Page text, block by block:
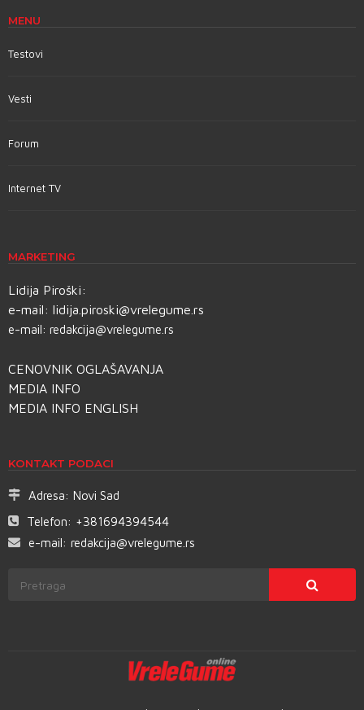
MENU
Testovi
Vesti
Forum
Internet TV
MARKETING
Lidija Piroški:
e-mail: lidija.piroski@vrelegume.rs
e-mail: redakcija@vrelegume.rs
CENOVNIK OGLAŠAVANJA
MEDIA INFO
MEDIA INFO ENGLISH
KONTAKT PODACI
Adresa: Novi Sad
Telefon: +381694394544
e-mail: redakcija@vrelegume.rs